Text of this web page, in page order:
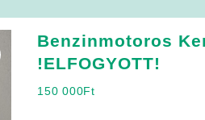
Benzinmotoros
!ELFOGYOTT!
150 000Ft